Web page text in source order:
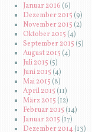
Januar 2016 (6)
Dezember 2015 (9)
November 2015 (2)
Oktober 2015 (4)
September 2015 (5)
August 2015 (4)
Juli 2015 (5)
Juni 2015 (4)
Mai 2015(8)
April 2015 (11)
März 2015(12)
Februar 2015 (14)
Januar 2015 (17)
Dezember 2014(13)